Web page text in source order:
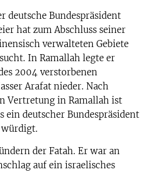
deutsche Bundespräsident
hat zum Abschluss seiner
verwalteten Gebiete
In Ramallah legte er
2004 verstorbenen
Arafat nieder. Nach
Vertretung in Ramallah ist
ein deutscher Bundespräsident
würdigt.
der Fatah. Er war an
auf ein israelisches